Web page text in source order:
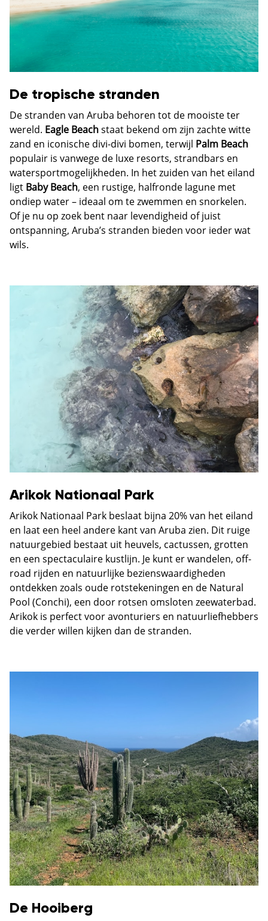
De tropische stranden
De stranden van Aruba behoren tot de mooiste ter
wereld. Eagle Beachstaat bekend om zijn zachte witte
zand en iconische divi-divi bomen, terwijl Palm Beach
populair is vanwege de luxe resorts, strandbars en
watersportmogelijkheden. In het zuiden van het eiland
ligt Baby Beach, een rustige, halfronde lagune met
ondiep water – ideaal om te zwemmen en snorkelen.
Of je nu op zoek bent naar levendigheid of juist
ontspanning, Aruba’s stranden bieden voor ieder wat
wils.
Arikok Nationaal Park
Arikok Nationaal Park beslaat bijna 20% van het eiland
en laat een heel andere kant van Aruba zien. Dit ruige
natuurgebied bestaat uit heuvels, cactussen, grotten
en een spectaculaire kustlijn. Je kunt er wandelen, off-
road rijden en natuurlijke bezienswaardigheden
ontdekken zoals oude rotstekeningen en de Natural
Pool (Conchi), een door rotsen omsloten zeewaterbad.
Arikok is perfect voor avonturiers en natuurliefhebbers
die verder willen kijken dan de stranden.
De Hooiberg